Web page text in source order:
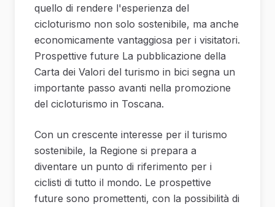
quello di rendere l'esperienza del
cicloturismo non solo sostenibile, ma anche
economicamente vantaggiosa per i visitatori.
Prospettive future La pubblicazione della
Carta dei Valori del turismo in bici segna un
importante passo avanti nella promozione
del cicloturismo in Toscana.
Con un crescente interesse per il turismo
sostenibile, la Regione si prepara a
diventare un punto di riferimento per i
ciclisti di tutto il mondo. Le prospettive
future sono promettenti, con la possibilità di